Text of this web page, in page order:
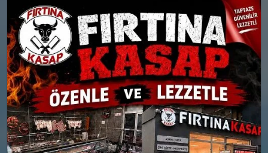
Nem: %49
Rüzgar: 11 km/h
Kar Olasılığı: %3
Nem: %65
Rüzgar: 14 km/h
Yağış Olasılığı: %75
Kar Olasılığı: %22
23 OCAK
CUMA
-1°
24 OCAK
CUMARTESI
-1°